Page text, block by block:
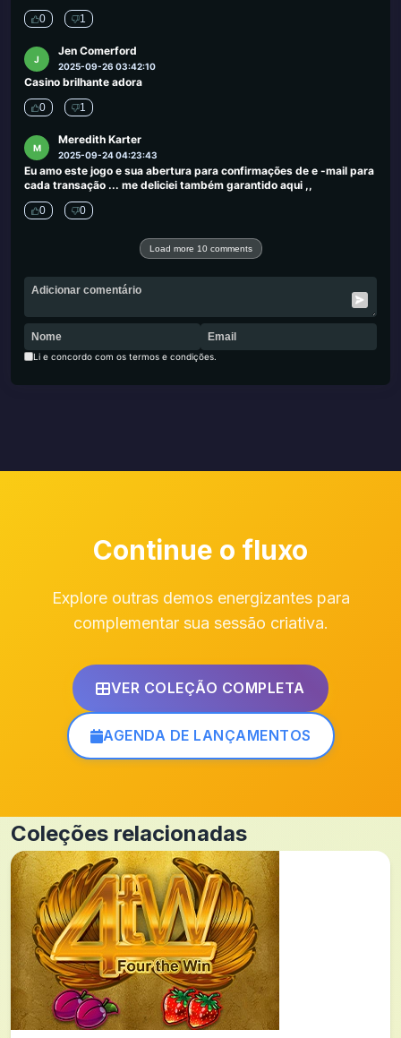
0 1
J
Jen Comerford
2025-09-26 03:42:10
Casino brilhante adora
0 1
M
Meredith Karter
2025-09-24 04:23:43
Eu amo este jogo e sua abertura para confirmações de e -mail para
cada transação ... me deliciei também garantido aqui ,,
0 0
Load more 10 comments
Li e concordo com os termos e condições.
Continue o fluxo
Explore outras demos energizantes para
complementar sua sessão criativa.
VER COLEÇÃO COMPLETA
AGENDA DE LANÇAMENTOS
Coleções relacionadas